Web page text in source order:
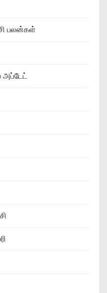
பலன்கள்
அப்டேட்